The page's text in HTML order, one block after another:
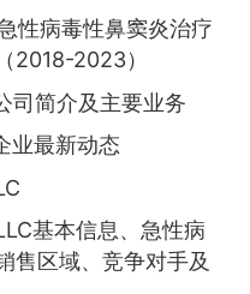
性病毒性鼻窦炎治疗
2018-2023）
简介及主要业务
业最新动态
基本信息、急性病
售区域、竞争对手及